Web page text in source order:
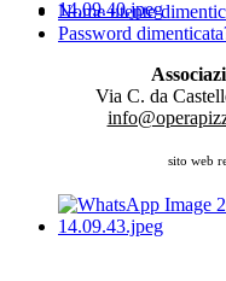
Nome utente
Password
Via C. da
sito web